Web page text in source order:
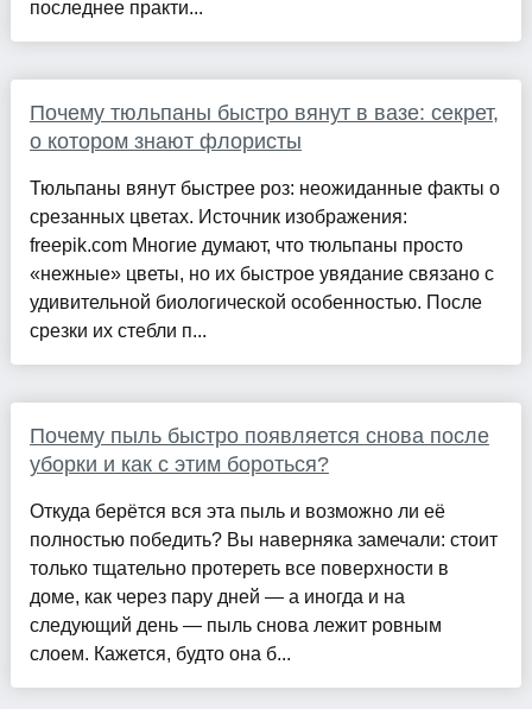
последнее практи...
Почему тюльпаны быстро вянут в вазе: секрет,
о котором знают флористы
Тюльпаны вянут быстрее роз: неожиданные факты о
срезанных цветах. Источник изображения:
freepik.com Многие думают, что тюльпаны просто
«нежные» цветы, но их быстрое увядание связано с
удивительной биологической особенностью. После
срезки их стебли п...
Почему пыль быстро появляется снова после
уборки и как с этим бороться?
Откуда берётся вся эта пыль и возможно ли её
полностью победить? Вы наверняка замечали: стоит
только тщательно протереть все поверхности в
доме, как через пару дней — а иногда и на
следующий день — пыль снова лежит ровным
слоем. Кажется, будто она б...